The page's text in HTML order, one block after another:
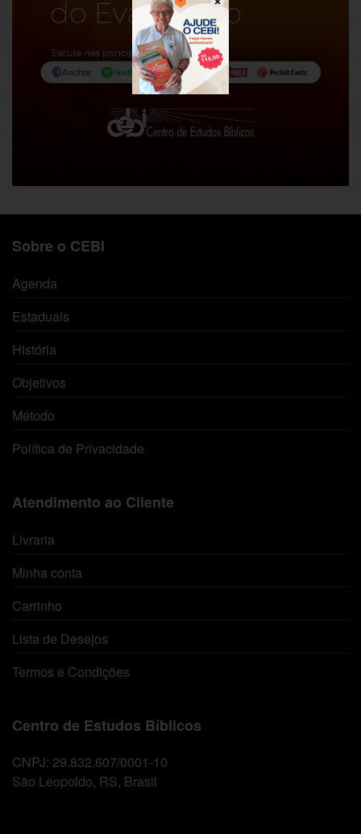
Sobre o CEBI
Agenda
Estaduais
História
Objetivos
Método
Política de Privacidade
Atendimento ao Cliente
Livraria
Minha conta
Carrinho
Lista de Desejos
Termos e Condições
Centro de Estudos Bíblicos
CNPJ: 29.832.607/0001-10
São Leopoldo, RS, Brasil